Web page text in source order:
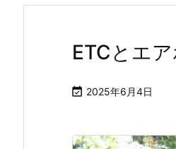
ETCとエ
 2025年6月4日